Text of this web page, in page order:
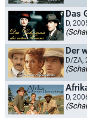
D,
Der
D/ZA,
D,